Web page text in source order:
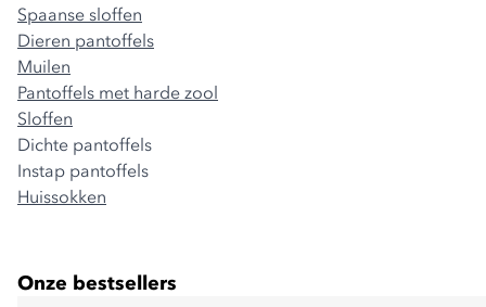
Spaanse sloffen
Dieren pantoffels
Muilen
Pantoffels met harde zool
Sloffen
Dichte pantoffels
Instap pantoffels
Huissokken
Onze bestsellers